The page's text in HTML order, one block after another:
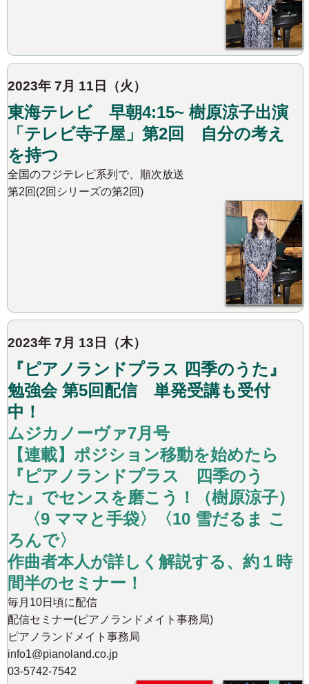
2023年 7月 11日（火）
東海テレビ 早朝4:15~ 樹原涼子出演
「テレビ寺子屋」第2回 自分の考え
を持つ
全国のフジテレビ系列で、順次放送
第2回(2回シリーズの第2回)
2023年 7月 13日（木）
『ピアノランドプラス 四季のうた』
勉強会 第5回配信 単発受講も受付
中！
ムジカノーヴァ7月号
【連載】ポジション移動を始めたら
『ピアノランドプラス 四季のう
た』でセンスを磨こう！（樹原涼子）
〈9 ママと手袋〉〈10 雪だるま こ
ろんで〉
作曲者本人が詳しく解説する、約１時
間半のセミナー！
毎月10日頃に配信
配信セミナー(ピアノランドメイト事務局)
ピアノランドメイト事務局
info1@pianoland.co.jp
03-5742-7542